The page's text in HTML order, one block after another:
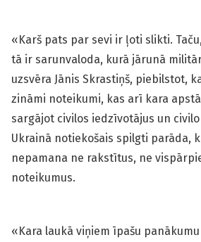
«Karš pats par sevi ir ļoti slikti.
tā ir sarunvaloda, kurā jārunā
uzsvēra Jānis Skrastiņš, piebilstot,
zināmi noteikumi, kas arī kara
sargājot civilos iedzīvotājus un
Ukrainā notiekošais spilgti parāda,
nepamana ne rakstītus, ne
noteikumus.
«Kara laukā viņiem īpašu